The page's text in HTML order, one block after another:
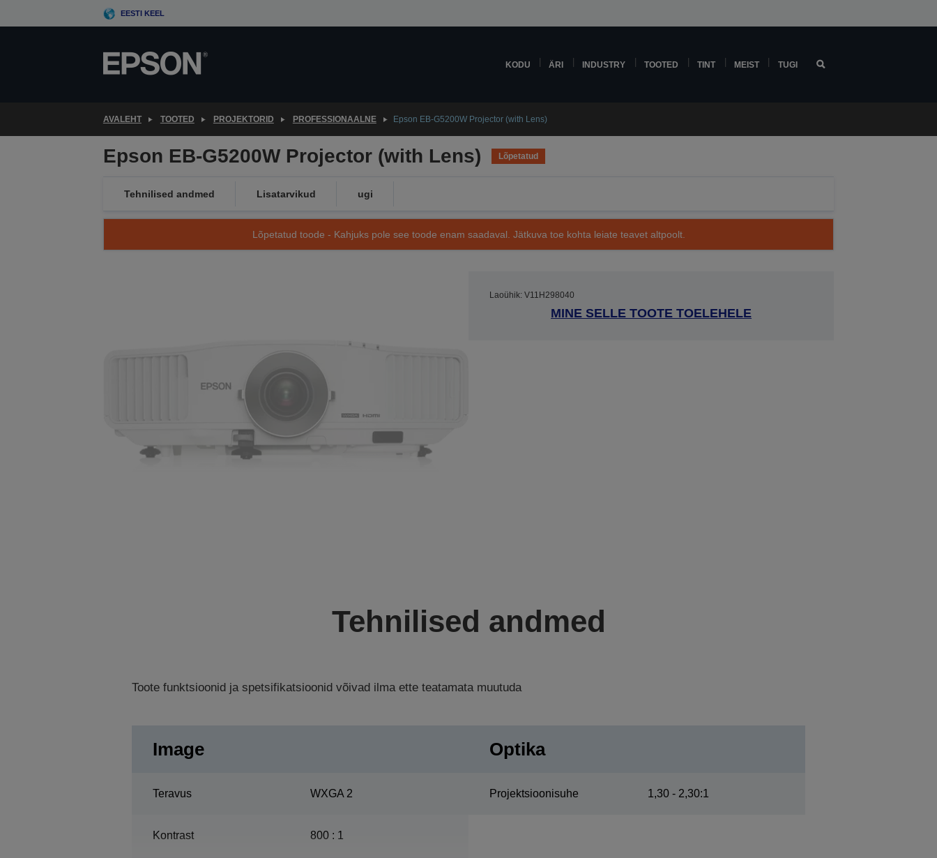
to
EESTI KEEL
KODU ÄRI INDUSTRY TOOTED TINT MEIST TUGI
AVALEHT TOOTED PROJEKTORID PROFESSIONAALNE Epson EB-G5200W Projector (with Lens)
Epson EB-G5200W Projector (with Lens) Lõpetatud
Tehnilised andmed Lisatarvikud ugi
Lõpetatud toode - Kahjuks pole see toode enam saadaval. Jätkuva toe kohta leiate teavet altpoolt.
Laoühik: V11H298040
MINE SELLE TOOTE TOELEHELE
Tehnilised andmed
Toote funktsioonid ja spetsifikatsioonid võivad ilma ette teatamata muutuda
Image
Teravus WXGA 2
Kontrast 800 : 1
Optika
Projektsioonisuhe 1,30 - 2,30:1